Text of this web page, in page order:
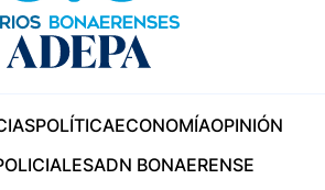
POLÍTICAECONOMÍAOPINIÓN
ADN BONAERENSE